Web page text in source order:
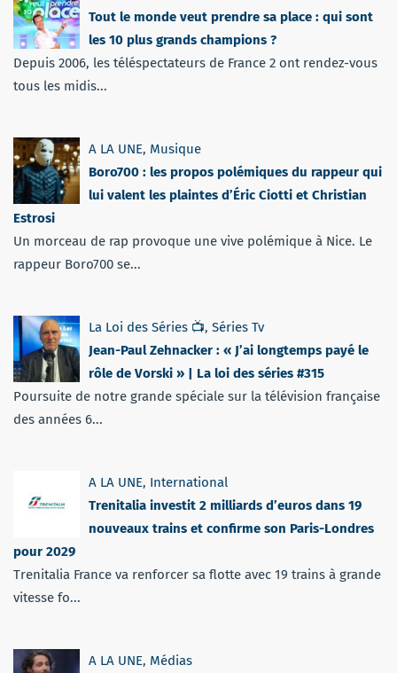
Tout le monde veut prendre sa place : qui sont
les 10 plus grands champions ?
Depuis 2006, les téléspectateurs de France 2 ont rendez-vous
tous les midis...
A LA UNE, Musique
Boro700 : les propos polémiques du rappeur qui
lui valent les plaintes d’Éric Ciotti et Christian
Estrosi
Un morceau de rap provoque une vive polémique à Nice. Le
rappeur Boro700 se...
La Loi des Séries 📺, Séries Tv
Jean-Paul Zehnacker : « J’ai longtemps payé le
rôle de Vorski » | La loi des séries #315
Poursuite de notre grande spéciale sur la télévision française
des années 6...
A LA UNE, International
Trenitalia investit 2 milliards d’euros dans 19
nouveaux trains et confirme son Paris-Londres
pour 2029
Trenitalia France va renforcer sa flotte avec 19 trains à grande
vitesse fo...
A LA UNE, Médias